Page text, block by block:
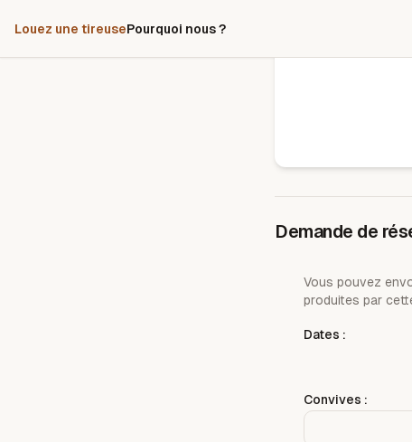
Louez une tireusePourquoi nous ?
Demande de
Vous pouvez
produites par
Dates :
Convives :